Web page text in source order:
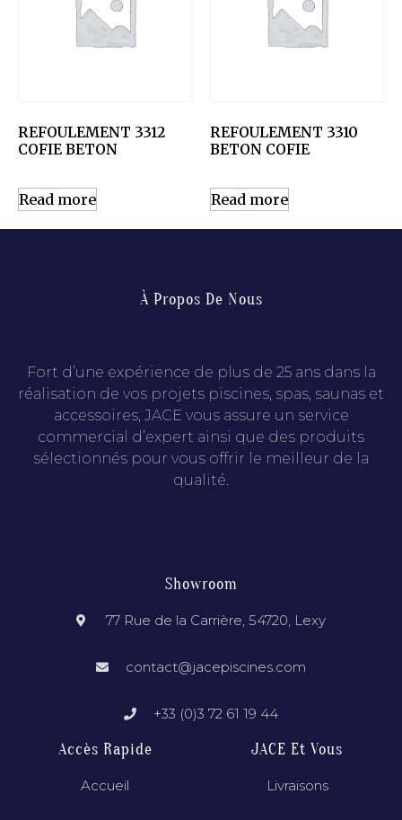
REFOULEMENT 3312
COFIE BETON
Read more
REFOULEMENT 3310
BETON COFIE
Read more
À Propos De Nous
Fort d’une expérience de plus de 25 ans dans la
réalisation de vos projets piscines, spas, saunas et
accessoires, JACE vous assure un service
commercial d’expert ainsi que des produits
sélectionnés pour vous offrir le meilleur de la
qualité.
Showroom
77 Rue de la Carrière, 54720, Lexy
contact@jacepiscines.com
+33 (0)3 72 61 19 44
Accès Rapide
Accueil
JACE Et Vous
Livraisons